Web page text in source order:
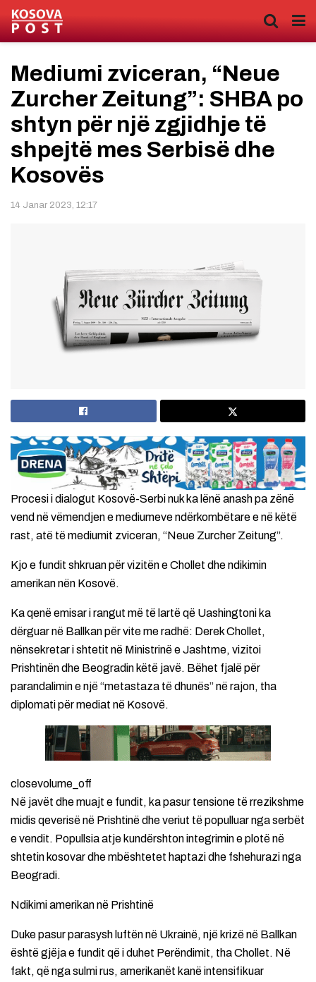
Mediumi zviceran, “Neue
Zurcher Zeitung”: SHBA po
shtyn për një zgjidhje të
shpejtë mes Serbisë dhe
Kosovës
14 Janar 2023, 12:17
Procesi i dialogut Kosovë-Serbi nuk ka lënë anash pa zënë
vend në vëmendjen e mediumeve ndërkombëtare e në këtë
rast, atë të mediumit zviceran, “Neue Zurcher Zeitung”.
Kjo e fundit shkruan për vizitën e Chollet dhe ndikimin
amerikan nën Kosovë.
Ka qenë emisar i rangut më të lartë që Uashingtoni ka
dërguar në Ballkan për vite me radhë: Derek Chollet,
nënsekretar i shtetit në Ministrinë e Jashtme, vizitoi
Prishtinën dhe Beogradin këtë javë. Bëhet fjalë për
parandalimin e një “metastaza të dhunës” në rajon, tha
diplomati për mediat në Kosovë.
closevolume_off
Në javët dhe muajt e fundit, ka pasur tensione të rrezikshme
midis qeverisë në Prishtinë dhe veriut të populluar nga serbët
e vendit. Popullsia atje kundërshton integrimin e plotë në
shtetin kosovar dhe mbështetet haptazi dhe fshehurazi nga
Beogradi.
Ndikimi amerikan në Prishtinë
Duke pasur parasysh luftën në Ukrainë, një krizë në Ballkan
është gjëja e fundit që i duhet Perëndimit, tha Chollet. Në
fakt, që nga sulmi rus, amerikanët kanë intensifikuar